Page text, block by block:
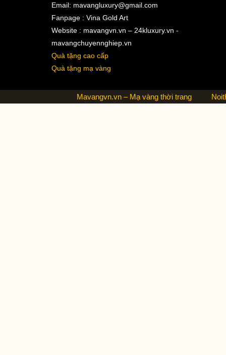
Email: mavangluxury@gmail.com
Fanpage : Vina Gold Art
Website : mavangvn.vn – 24kluxury.vn -
mavangchuyennghiep.vn
Quà tặng cao cấp
Quà tặng mạ vàng
Mavangvn.vn – Mạ vàng thời trang